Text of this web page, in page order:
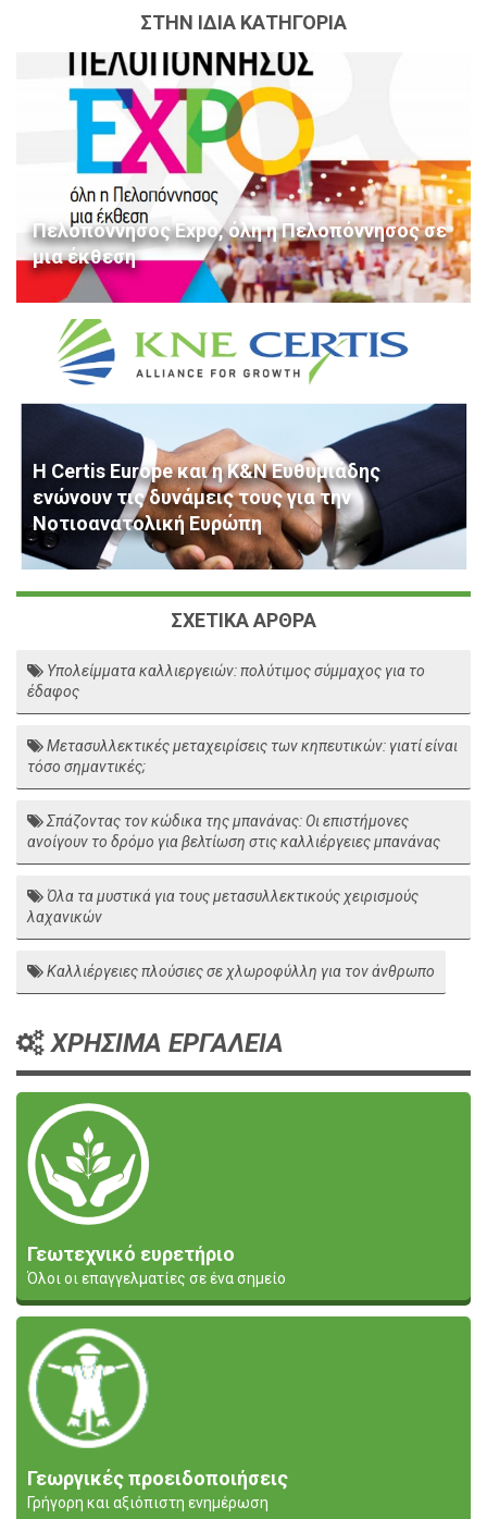
ΣΤΗΝ ΙΔΙΑ ΚΑΤΗΓΟΡΙΑ
Πελοπόννησος Expo, όλη η Πελοπόννησος σε
μια έκθεση
H Certis Europe και η Κ&Ν Ευθυμιάδης
ενώνουν τις δυνάμεις τους για την
Νοτιοανατολική Ευρώπη
ΣΧΕΤΙΚΑ ΑΡΘΡΑ
Υπολείμματα καλλιεργειών: πολύτιμος σύμμαχος για το
έδαφος
Μετασυλλεκτικές μεταχειρίσεις των κηπευτικών: γιατί είναι
τόσο σημαντικές;
Σπάζοντας τον κώδικα της μπανάνας: Οι επιστήμονες
ανοίγουν το δρόμο για βελτίωση στις καλλιέργειες μπανάνας
Όλα τα μυστικά για τους μετασυλλεκτικούς χειρισμούς
λαχανικών
Kαλλιέργειες πλούσιες σε χλωροφύλλη για τον άνθρωπο
ΧΡΗΣΙΜΑ ΕΡΓΑΛΕΙΑ
Γεωτεχνικό ευρετήριο
Όλοι οι επαγγελματίες σε ένα σημείο
Γεωργικές προειδοποιήσεις
Γρήγορη και αξιόπιστη ενημέρωση